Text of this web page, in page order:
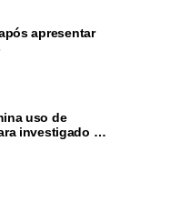
apresentar
uso de
investigado por